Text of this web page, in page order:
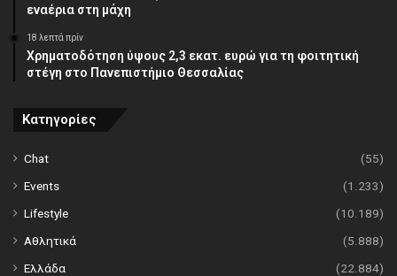
εναέρια στη μάχη
18 λεπτά πρίν
Χρηματοδότηση ύψους 2,3 εκατ. ευρώ για τη φοιτητική
στέγη στο Πανεπιστήμιο Θεσσαλίας
Κατηγορίες
Chat
(55)
Events
(1.233)
Lifestyle
(10.189)
Αθλητικά
(5.888)
Ελλάδα
(22.884)